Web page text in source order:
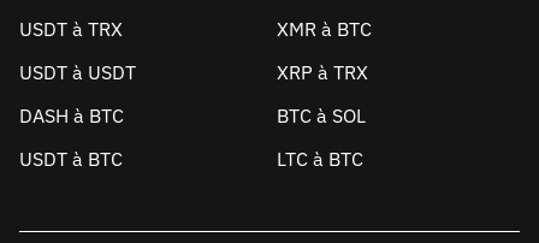
USDT à TRX
XMR à BTC
USDT à USDT
XRP à TRX
DASH à BTC
BTC à SOL
USDT à BTC
LTC à BTC